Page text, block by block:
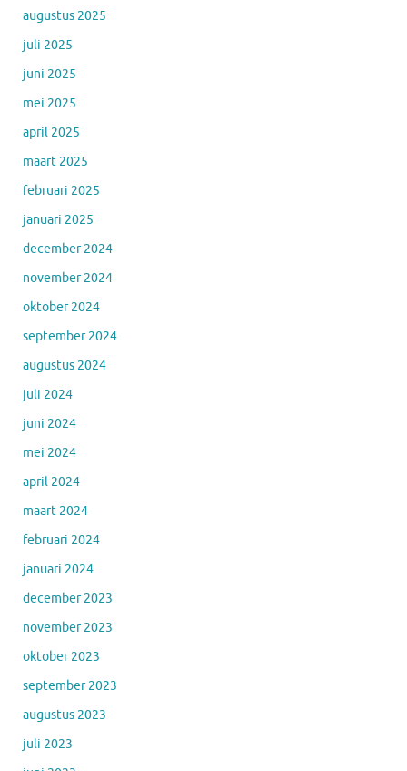
augustus 2025
juli 2025
juni 2025
mei 2025
april 2025
maart 2025
februari 2025
januari 2025
december 2024
november 2024
oktober 2024
september 2024
augustus 2024
juli 2024
juni 2024
mei 2024
april 2024
maart 2024
februari 2024
januari 2024
december 2023
november 2023
oktober 2023
september 2023
augustus 2023
juli 2023